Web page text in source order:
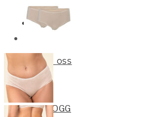
Merker
Om oss
BLOGG